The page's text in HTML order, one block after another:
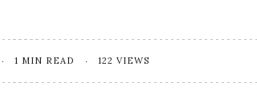
1 MIN READ 122 VIEWS